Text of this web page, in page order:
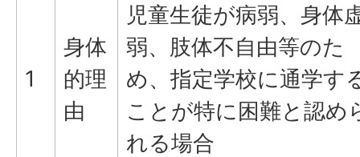
1
身体
的理
由
児童生徒が病弱、身体
弱、肢体不自由等のた
め、指定学校に通学す
ことが特に困難と認め
れる場合